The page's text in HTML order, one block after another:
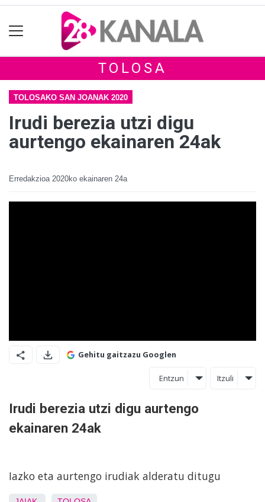
TOLOSA
TOLOSAKO SAN JOANAK 2020
Irudi berezia utzi digu
aurtengo ekainaren 24ak
Erredakzioa 2020ko ekainaren 24a
Gehitu gaitzazu Googlen
Entzun Itzuli
Irudi berezia utzi digu aurtengo
ekainaren 24ak
Iazko eta aurtengo irudiak alderatu ditugu